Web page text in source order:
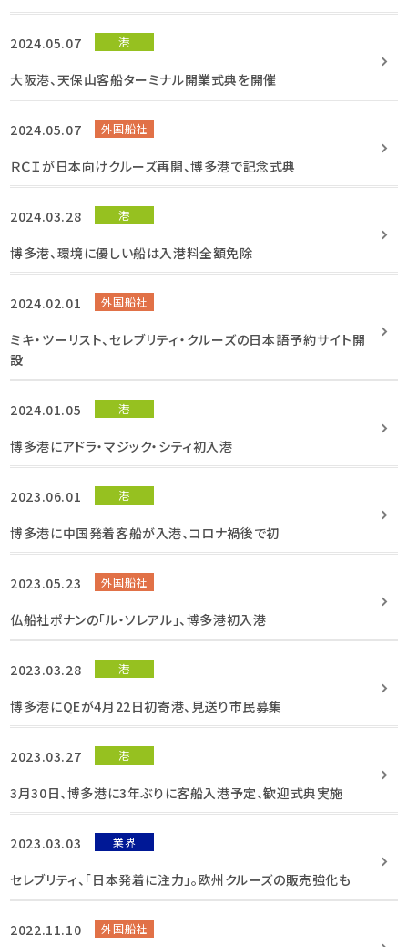
2024.05.07 港
大阪港、天保山客船ターミナル開業式典を開催
2024.05.07 外国船社
ＲＣＩが日本向けクルーズ再開、博多港で記念式典
2024.03.28 港
博多港、環境に優しい船は入港料全額免除
2024.02.01 外国船社
ミキ・ツーリスト、セレブリティ・クルーズの日本語予約サイト開
設
2024.01.05 港
博多港にアドラ・マジック・シティ初入港
2023.06.01 港
博多港に中国発着客船が入港、コロナ禍後で初
2023.05.23 外国船社
仏船社ポナンの「ル・ソレアル」、博多港初入港
2023.03.28 港
博多港にQEが4月22日初寄港、見送り市民募集
2023.03.27 港
3月30日、博多港に3年ぶりに客船入港予定、歓迎式典実施
2023.03.03 業界
セレブリティ、「日本発着に注力」。欧州クルーズの販売強化も
2022.11.10 外国船社